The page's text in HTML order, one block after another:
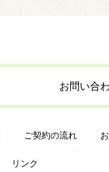
お問い合
ご契約の流れ
リンク